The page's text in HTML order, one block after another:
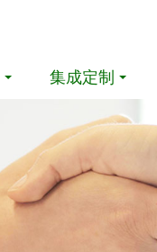
集成定制